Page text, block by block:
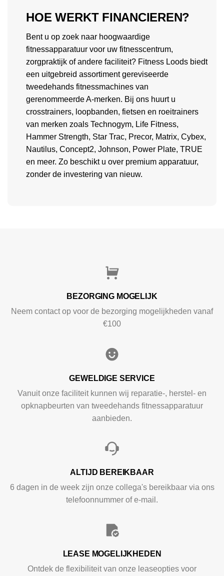
HOE WERKT FINANCIEREN?
Bent u op zoek naar hoogwaardige
fitnessapparatuur voor uw fitnesscentrum,
zorgpraktijk of andere faciliteit? Fitness Loods biedt
een uitgebreid assortiment gereviseerde
tweedehands fitnessmachines van
gerenommeerde A-merken. Bij ons huurt u
crosstrainers, loopbanden, fietsen en roeitrainers
van merken zoals Technogym, Life Fitness,
Hammer Strength, Star Trac, Precor, Matrix, Cybex,
Nautilus, Concept2, Johnson, Power Plate, TRUE
en meer. Zo beschikt u over premium apparatuur,
zonder de investering van nieuw.
BEZORGING MOGELIJK
Neem contact op voor de bezorging mogelijkheden vanaf
€100
GEWELDIGE SERVICE
Vanuit onze faciliteit kunnen wij reparatie-, herstel- en
opknapbeurten van tweedehands fitnessapparatuur
aanbieden.
ALTIJD BEREIKBAAR
6 dagen in de week zijn onze collega's bereikbaar via ons
telefoonnummer of e-mail.
LEASE MOGELIJKHEDEN
Ontdek de flexibiliteit van onze leaseopties voor